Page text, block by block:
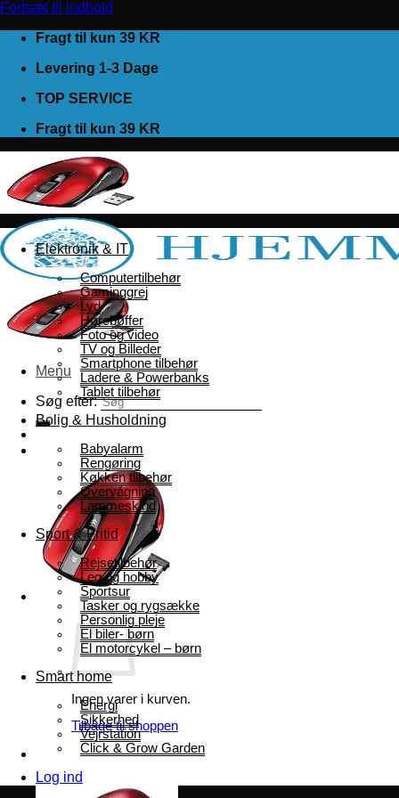
Fortsæt til indhold
Fragt til kun 39 KR
Levering 1-3 Dage
TOP SERVICE
Fragt til kun 39 KR
Menu
Søg efter:
Ingen varer i kurven.
Tilbage til shoppen
Elektronik & IT
Computertilbehør
Gaminggrej
Lyd
Hørebøffer
Foto og video
TV og Billeder
Smartphone tilbehør
Ladere & Powerbanks
Tablet tilbehør
Bolig & Husholdning
Babyalarm
Rengøring
Køkken tilbehør
Overvågning
Lammeskind
Sport & Fritid
Rejsetilbehør
Leg og hobby
Sportsur
Tasker og rygsække
Personlig pleje
El biler- børn
El motorcykel – børn
Smart home
Energi
Sikkerhed
Vejrstation
Click & Grow Garden
Log ind